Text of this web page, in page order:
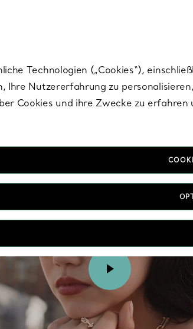
Eheringe für Herren
Technologien („Cookies“),
Ihre Nutzererfahrung zu
Cookies und ihre Zwecke zu